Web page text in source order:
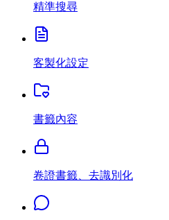
精準搜尋
客製化設定
書籤內容
卷證書籤、去識別化